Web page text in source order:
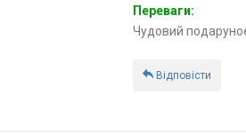
Переваги:
Чудовий
Відповісти